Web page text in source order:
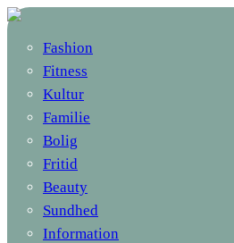
Fashion
Fitness
Kultur
Familie
Bolig
Fritid
Beauty
Sundhed
Information